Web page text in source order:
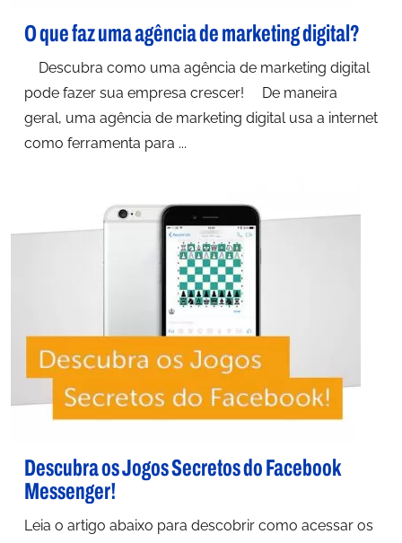
O que faz uma agência de marketing digital?
Descubra como uma agência de marketing digital
pode fazer sua empresa crescer! De maneira
geral, uma agência de marketing digital usa a internet
como ferramenta para ...
Descubra os Jogos Secretos do Facebook
Messenger!
Leia o artigo abaixo para descobrir como acessar os